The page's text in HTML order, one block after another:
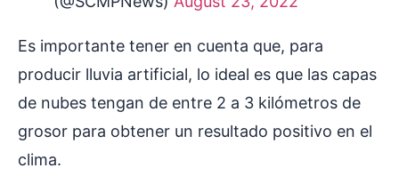
Es importante tener en cuenta que, para
producir lluvia artificial, lo ideal es que las capas
de nubes tengan de entre 2 a 3 kilómetros de
grosor para obtener un resultado positivo en el
clima.